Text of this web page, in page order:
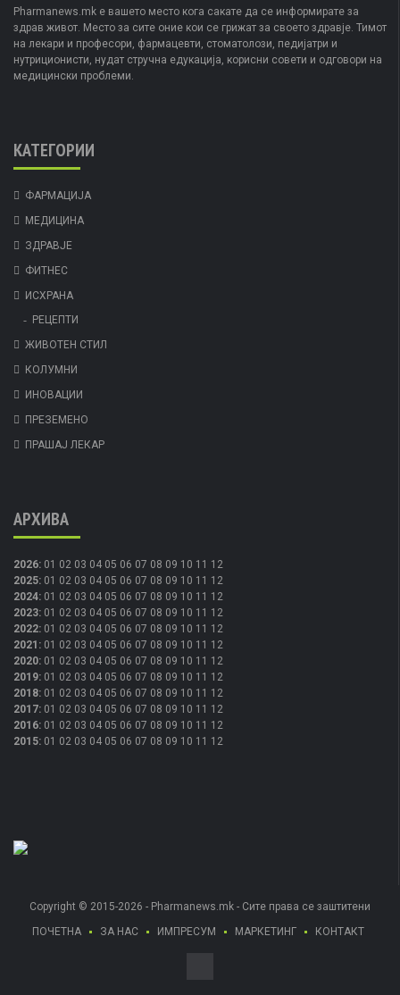
Pharmanews.mk е вашето место кога сакате да се информирате за
здрав живот. Место за сите оние кои се грижат за своето здравје. Тимот
на лекари и професори, фармацевти, стоматолози, педијатри и
нутриционисти, нудат стручна едукација, корисни совети и одговори на
медицински проблеми.
КАТЕГОРИИ
ФАРМАЦИЈА
МЕДИЦИНА
ЗДРАВЈЕ
ФИТНЕС
ИСХРАНА
РЕЦЕПТИ
ЖИВОТЕН СТИЛ
КОЛУМНИ
ИНОВАЦИИ
ПРЕЗЕМЕНО
ПРАШАЈ ЛЕКАР
АРХИВА
2026: 01 02 03 04 05 06 07 08 09 10 11 12
2025: 01 02 03 04 05 06 07 08 09 10 11 12
2024: 01 02 03 04 05 06 07 08 09 10 11 12
2023: 01 02 03 04 05 06 07 08 09 10 11 12
2022: 01 02 03 04 05 06 07 08 09 10 11 12
2021 : 01 02 03 04 05 06 07 08 09 10 11 12
2020: 01 02 03 04 05 06 07 08 09 10 11 12
2019: 01 02 03 04 05 06 07 08 09 10 11 12
2018: 01 02 03 04 05 06 07 08 09 10 11 12
2017: 01 02 03 04 05 06 07 08 09 10 11 12
2016: 01 02 03 04 05 06 07 08 09 10 11 12
2015: 01 02 03 04 05 06 07 08 09 10 11 12
Copyright © 2015-2026 - Pharmanews.mk - Сите права се заштитени
ПОЧЕТНА
ЗА НАС ИМПРЕСУМ МАРКЕТИНГ КОНТАКТ